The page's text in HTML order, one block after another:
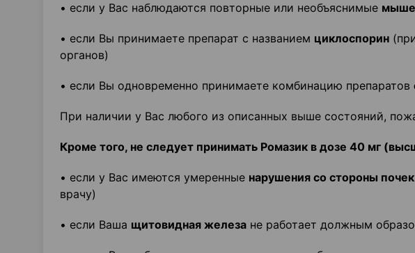
• если у Вас наблюдаются повторные или необъяснимые
• если Вы принимаете препарат с названием циклоспорин
органов)
• если Вы одновременно принимаете комбинацию препаратов
При наличии у Вас любого из описанных выше состояний,
Кроме того, не следует принимать Ромазик в дозе 40 мг
• если у Вас имеются умеренные нарушения со стороны почек
врачу)
• если Ваша щитовидная железа не работает должным